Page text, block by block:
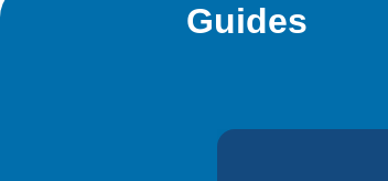
Guides